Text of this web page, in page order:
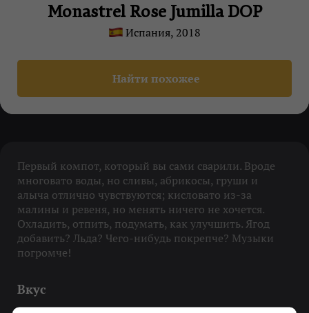
Monastrel Rose Jumilla DOP
Испания, 2018
Найти похожее
Первый компот, который вы сами сварили. Вроде
многовато воды, но сливы, абрикосы, груши и
алыча отлично чувствуются; кисловато из-за
малины и ревеня, но менять ничего не хочется.
Охладить, отпить, подумать, как улучшить. Ягод
добавить? Льда? Чего-нибудь покрепче? Музыки
погромче!
Вкус